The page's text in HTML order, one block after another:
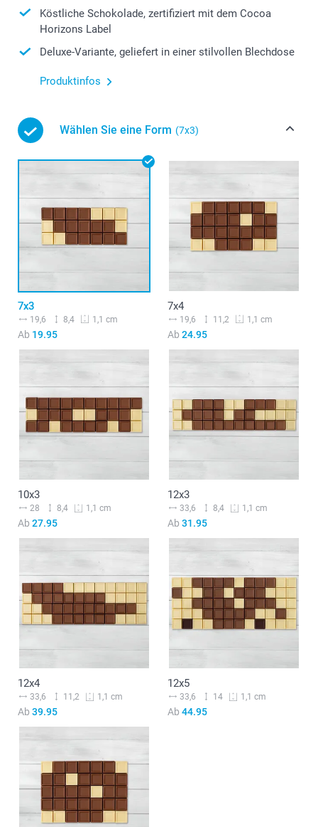
Köstliche Schokolade, zertifiziert mit dem Cocoa
Horizons Label
Deluxe-Variante, geliefert in einer stilvollen Blechdose
Produktinfos
Wählen Sie eine Form (7x3)
7x3
19,6 8,4 1,1 cm
Ab 19.95
7x4
19,6 11,2 1,1 cm
Ab 24.95
10x3
28 8,4 1,1 cm
Ab 27.95
12x3
33,6 8,4 1,1 cm
Ab 31.95
12x4
33,6 11,2 1,1 cm
Ab 39.95
12x5
33,6 14 1,1 cm
Ab 44.95